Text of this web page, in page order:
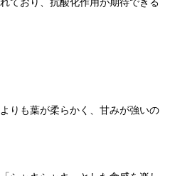
りも葉が柔らかく、甘みが強いの